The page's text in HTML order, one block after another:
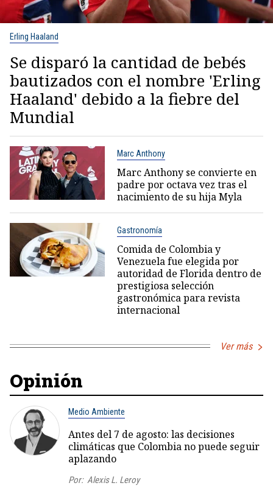
Erling Haaland
Se disparó la cantidad de bebés
bautizados con el nombre 'Erling
Haaland' debido a la fiebre del
Mundial
Marc Anthony
Marc Anthony se convierte en
padre por octava vez tras el
nacimiento de su hija Myla
Gastronomía
Comida de Colombia y
Venezuela fue elegida por
autoridad de Florida dentro de
prestigiosa selección
gastronómica para revista
internacional
Ver más
Opinión
Medio Ambiente
Antes del 7 de agosto: las decisiones
climáticas que Colombia no puede seguir
aplazando
Por: Alexis L. Leroy